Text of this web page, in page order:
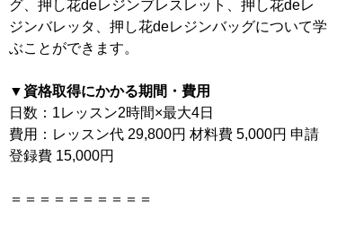
グ、押し花deレジンブレスレット、押し花deレ
ジンバレッタ、押し花deレジンバッグについて学
ぶことができます。
▼資格取得にかかる期間・費用
日数：1レッスン2時間×最大4日
費用：レッスン代 29,800円 材料費 5,000円 申請
登録費 15,000円
＝＝＝＝＝＝＝＝＝＝